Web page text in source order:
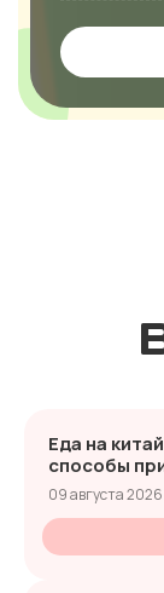
Еда на
способы
09 августа 2026